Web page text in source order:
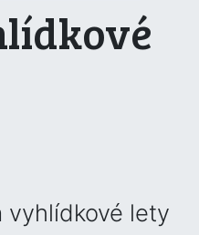
vyhlídkové lety